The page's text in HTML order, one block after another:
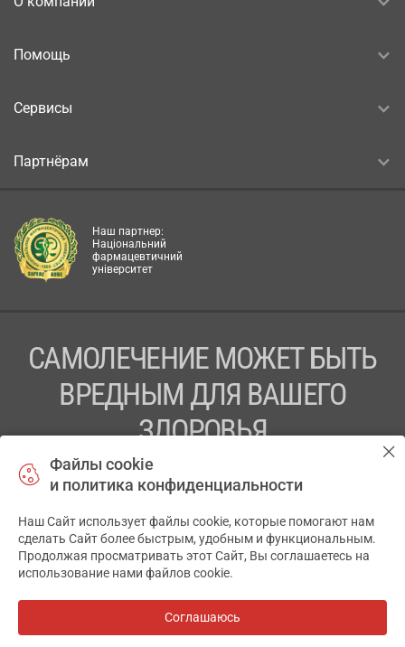
Помощь
Сервисы
Партнёрам
Наш партнер:
Національний
фармацевтичний
університет
САМОЛЕЧЕНИЕ МОЖЕТ БЫТЬ
ВРЕДНЫМ ДЛЯ ВАШЕГО
ЗДОРОВЬЯ
ПЕРЕД ПРИМЕНЕНИЕМ ПРЕПАРАТА
ПРОКОНСУЛЬТИРУЙТЕСЬ С ВРАЧОМ
ТОВ «АПТЕКА 911.ЮА» Код ЄДРПОУ 43631965.
Отказ от ответственности
АПТЕКА911.ЮА
Файлы cookie
и политика конфиденциальности
Наш Сайт использует файлы cookie, которые помогают нам
сделать Сайт более быстрым, удобным и функциональным.
Продолжая просматривать этот Сайт, Вы соглашаетесь на
использование нами файлов cookie.
Соглашаюсь
✕